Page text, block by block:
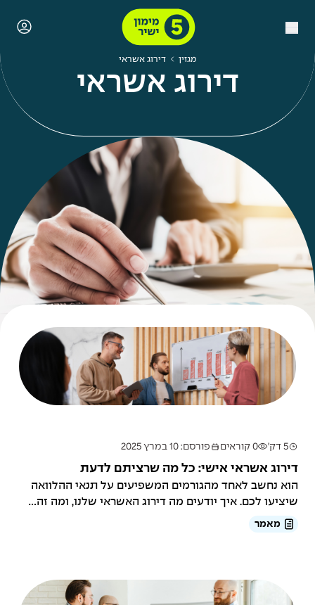
מגזין דירוג אשראי
דירוג אשראי
5 דק' 0 קוראים פורסם: 10 במרץ 2025
דירוג אשראי אישי: כל מה שרציתם לדעת
הוא נחשב לאחד מהגורמים המשפיעים על תנאי ההלוואה
שיציעו לכם. איך יודעים מה דירוג האשראי שלנו, ומה זה...
מאמר